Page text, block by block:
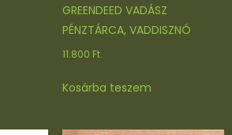
GREENDEED VADÁSZ
PÉNZTÁRCA, VADDISZNÓ
11.800 Ft
Kosárba teszem